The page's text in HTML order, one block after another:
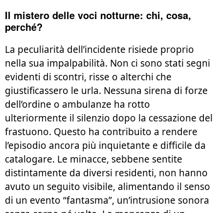
Il mistero delle voci notturne: chi, cosa,
perché?
La peculiarità dell’incidente risiede proprio
nella sua impalpabilità. Non ci sono stati segni
evidenti di scontri, risse o alterchi che
giustificassero le urla. Nessuna sirena di forze
dell’ordine o ambulanze ha rotto
ulteriormente il silenzio dopo la cessazione del
frastuono. Questo ha contribuito a rendere
l’episodio ancora più inquietante e difficile da
catalogare. Le minacce, sebbene sentite
distintamente da diversi residenti, non hanno
avuto un seguito visibile, alimentando il senso
di un evento “fantasma”, un’intrusione sonora